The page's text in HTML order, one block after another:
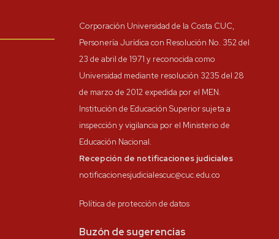
Corporación Universidad de la Costa CUC,
Personería Jurídica con Resolución No. 352 del
23 de abril de 1971 y reconocida como
Universidad mediante resolución 3235 del 28
de marzo de 2012 expedida por el MEN.
Institución de Educación Superior sujeta a
inspección y vigilancia por el Ministerio de
Educación Nacional.
Recepción de notificaciones judiciales
notificacionesjudicialescuc@cuc.edu.co
Política de protección de datos
Buzón de sugerencias